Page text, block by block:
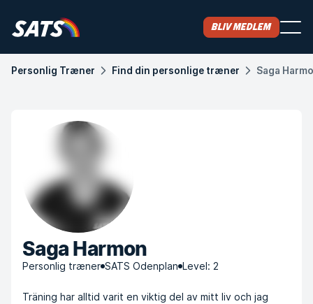
Bliv medlem
Personlig Træner Find din personlige træner Saga
Saga Harmon
Personlig træner SATS Odenplan Level: 2
Träning har alltid varit en viktig del av mitt liv och jag